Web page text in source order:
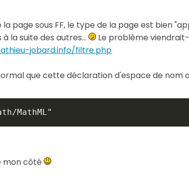
page sous FF, le type de la page est bien
la suite des autres...
Le problème
jobard.info/filtre.php
que cette déclaration d'espace de nom
MathML"
mon côté